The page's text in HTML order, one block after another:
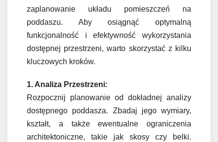
zaplanowanie układu pomieszczeń na
poddaszu. Aby osiągnąć optymalną
funkcjonalność i efektywność wykorzystania
dostępnej przestrzeni, warto skorzystać z kilku
kluczowych kroków.
1. Analiza Przestrzeni:
Rozpocznij planowanie od dokładnej analizy
dostępnego poddasza. Zbadaj jego wymiary,
kształt, a także ewentualne ograniczenia
architektoniczne, takie jak skosy czy belki.